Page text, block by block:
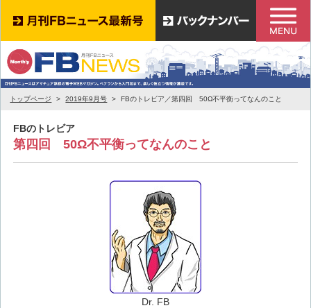
トップページ 2019年9月号 FBのトレビア／第四回 50Ω不平衡ってなんのこと
FBのトレビア
第四回 50Ω不平衡ってなんのこと
Dr. FB